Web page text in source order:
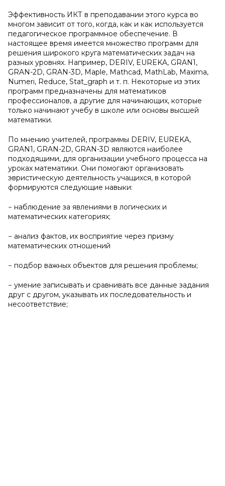
Эффективность ИКТ в преподавании этого курса во
многом зависит от того, когда, как и как используется
педагогическое программное обеспечение. В
настоящее время имеется множество программ для
решения широкого круга математических задач на
разных уровнях. Например, DERIV, EUREKA, GRAN1,
GRAN-2D, GRAN-3D, Maple, Mathcad, MathLab, Maxima,
Numeri, Reduce, Stat_graph и т. п. Некоторые из этих
программ предназначены для математиков
профессионалов, а другие для начинающих, которые
только начинают учебу в школе или основы высшей
математики.
По мнению учителей, программы DERIV, EUREKA,
GRAN1, GRAN-2D, GRAN-3D являются наиболее
подходящими, для организации учебного процесса на
уроках математики. Они помогают организовать
эвристическую деятельность учащихся, в которой
формируются следующие навыки:
− наблюдение за явлениями в логических и
математических категориях;
− анализ фактов, их восприятие через призму
математических отношений
− подбор важных объектов для решения проблемы;
− умение записывать и сравнивать все данные задания
друг с другом, указывать их последовательность и
несоответствие;